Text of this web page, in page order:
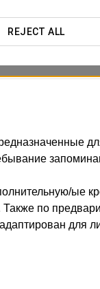
REJECT ALL
ые
по
для